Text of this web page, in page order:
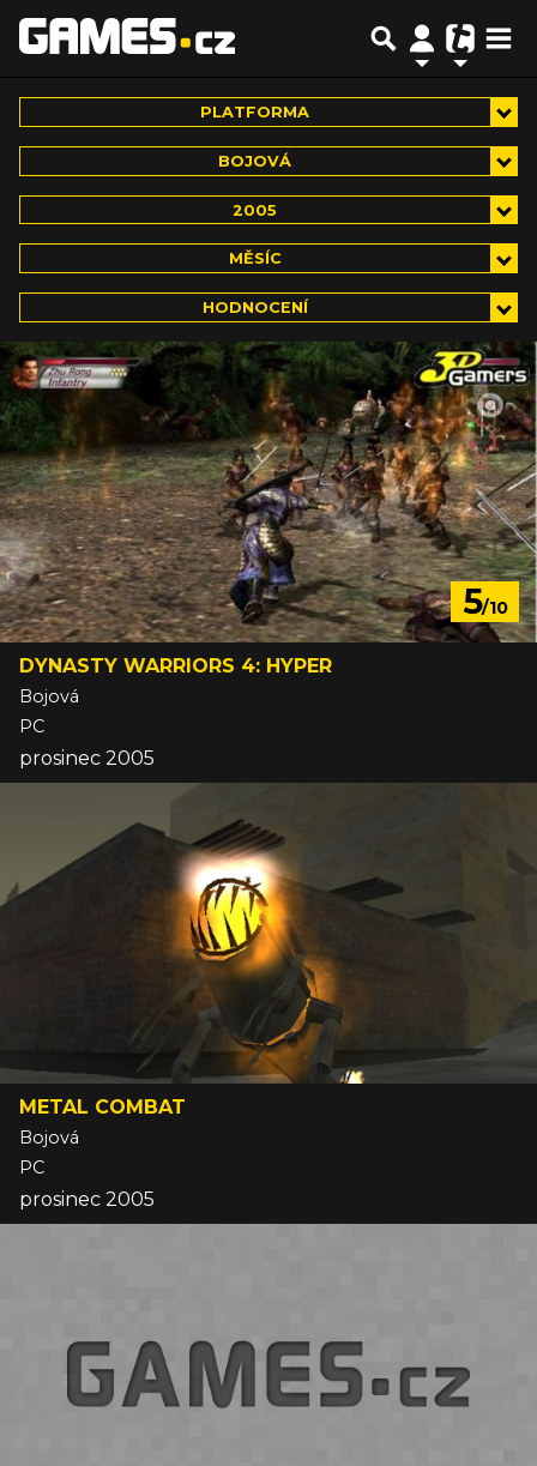
PLATFORMA
BOJOVÁ
2005
MĚSÍC
HODNOCENÍ
5/10
DYNASTY WARRIORS 4: HYPER
Bojová
PC
prosinec 2005
METAL COMBAT
Bojová
PC
prosinec 2005